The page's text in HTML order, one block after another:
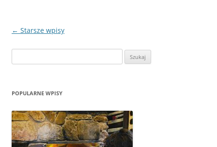
Zobacz
← Starsze wpisy
POPULARNE WPISY